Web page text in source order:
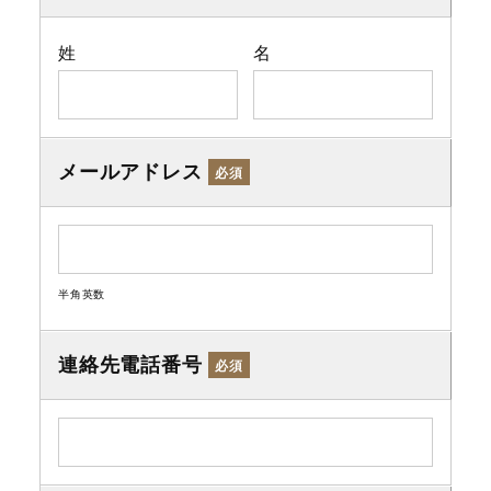
姓 名
メールアドレス 必須
半角英数
連絡先電話番号 必須